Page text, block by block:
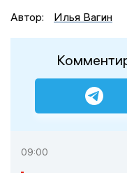
Автор:
Илья Вагин
09:00